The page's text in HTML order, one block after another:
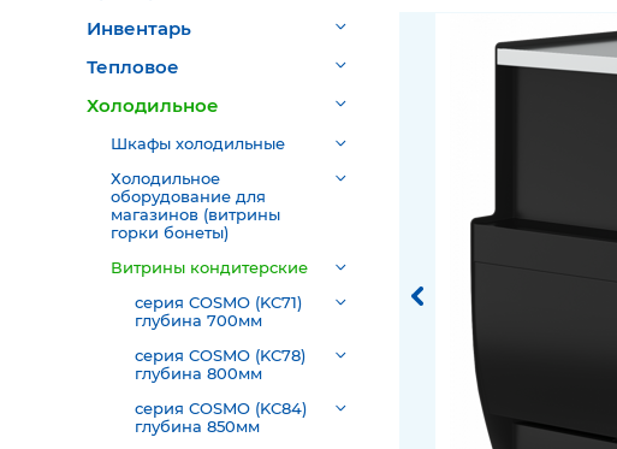
Инвентарь
Тепловое
Холодильное
Шкафы холодильные
Холодильное
оборудование для
магазинов (витрины
горки бонеты)
Витрины кондитерские
серия COSMO (KC71)
глубина 700мм
серия COSMO (KC78)
глубина 800мм
серия COSMO (KC84)
глубина 850мм